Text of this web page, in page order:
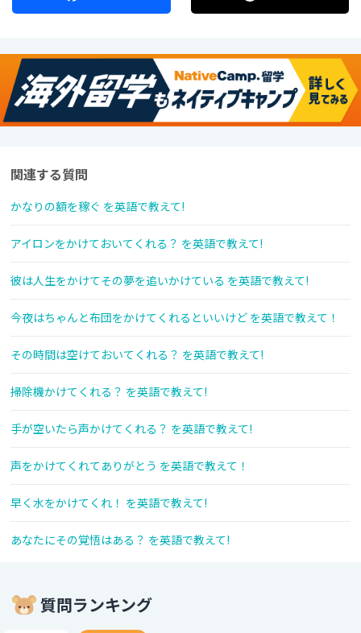
関連する質問
かなりの額を稼ぐ を英語で教えて!
アイロンをかけておいてくれる？ を英語で教えて!
彼は人生をかけてその夢を追いかけている を英語で教えて!
今夜はちゃんと布団をかけてくれるといいけど を英語で教えて！
その時間は空けておいてくれる？ を英語で教えて!
掃除機かけてくれる？ を英語で教えて!
手が空いたら声かけてくれる？ を英語で教えて!
声をかけてくれてありがとう を英語で教えて！
早く水をかけてくれ！ を英語で教えて!
あなたにその覚悟はある？ を英語で教えて!
質問ランキング